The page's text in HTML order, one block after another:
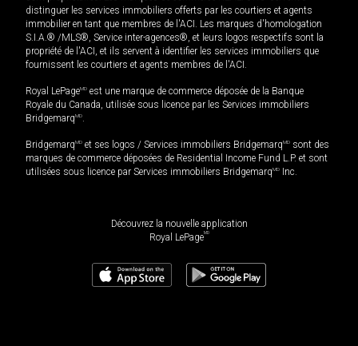
distinguer les services immobiliers offerts par les courtiers et agents
immobilier en tant que membres de l'ACI. Les marques d'homologation
S.I.A.® /MLS®, Service inter-agences®, et leurs logos respectifs sont la
propriété de l'ACI, et ils servent à identifier les services immobiliers que
fournissent les courtiers et agents membres de l'ACI.
Royal LePageMD est une marque de commerce déposée de la Banque
Royale du Canada, utilisée sous licence par les Services immobiliers
BridgemarqMD.
BridgemarqMD et ses logos / Services immobiliers BridgemarqMD sont des
marques de commerce déposées de Residential Income Fund L.P. et sont
utilisées sous licence par Services immobiliers BridgemarqMD Inc.
Découvrez la nouvelle application
Royal LePageMD